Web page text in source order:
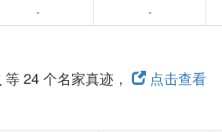
- -
等 24 个名家真迹， 点击查看